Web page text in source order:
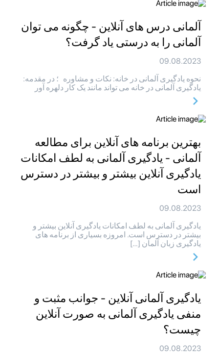
آلمانی درس های آنلاین - چگونه می توان
آلمانی را به درستی یاد گرفت؟
09.08.2023
نحوه یادگیری آلمانی در خانه: نکات و مشاوره ؛ در مقدمه:
یادگیری آلمانی در خانه می تواند مانند یک کار دلهره آور
بهترین برنامه های آنلاین برای مطالعه
آلمانی - یادگیری آلمانی به لطف امکانات
یادگیری آنلاین بیشتر و بیشتر در دسترس
است
09.08.2023
یادگیری آلمانی به لطف امکانات یادگیری آنلاین بیشتر و
بیشتر در دسترس است. امروزه بسیاری از برنامه های
یادگیری زبان آلمان […]
یادگیری آلمانی آنلاین - جوانب مثبت و
منفی یادگیری آلمانی به صورت آنلاین
چیست؟
09.08.2023